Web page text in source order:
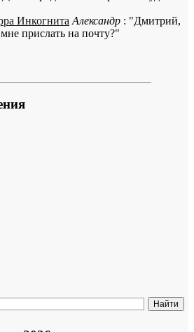
Инкогнита Александр : "Дмитрий,
прислать на почту?"